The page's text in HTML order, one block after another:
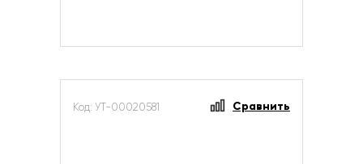
Код: УТ-00020581 Сравнить